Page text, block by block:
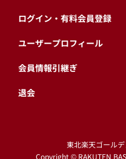
ログイン・有料会員登録
ユーザープロフィール
会員情報引継ぎ
退会
東北楽天ゴール
Copyright © RAKUTEN